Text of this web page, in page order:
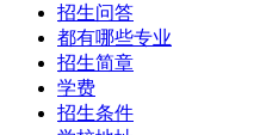
招生问答
都有哪些专业
招生简章
学费
招生条件